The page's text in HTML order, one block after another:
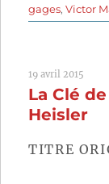
gages,Victor
19 avril 2015
La Clé
Heisler
TITRE